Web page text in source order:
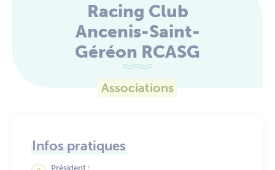
Racing Club
Ancenis-Saint-
Géréon RCASG
Associations
Infos pratiques
Président :